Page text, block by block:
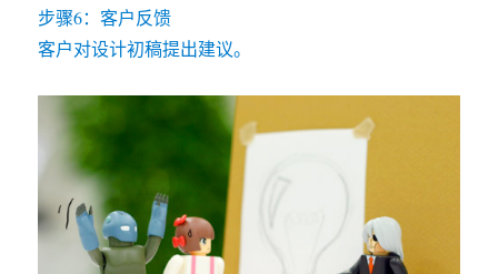
步骤6：客户反馈
客户对设计初稿提出建议。